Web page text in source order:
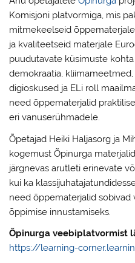
Komisjoni platvormiga, mis
mitmekeelseid
ja kvaliteetseid materjale
puudutavate küsimuste
demokraatia,
digioskused ja ELi roll
need õppematerjalid
eri vanuserühmadele.
Õpetajad Heiki Haljasorg ja
kogemust Õpinurga
järgnevas arutleti erinevate
kui ka
need õppematerjalid sobivad
õppimise innustamiseks.
Õpinurga veebiplatvormist
https://learning-